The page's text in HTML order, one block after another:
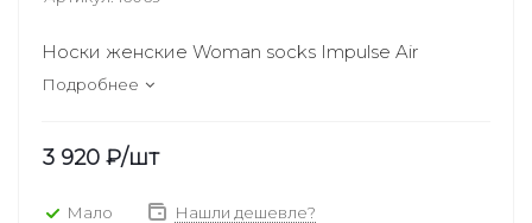
Носки женские Woman socks Impulse Air
Подробнее
3 920 ₽/шт
Мало
Нашли дешевле?